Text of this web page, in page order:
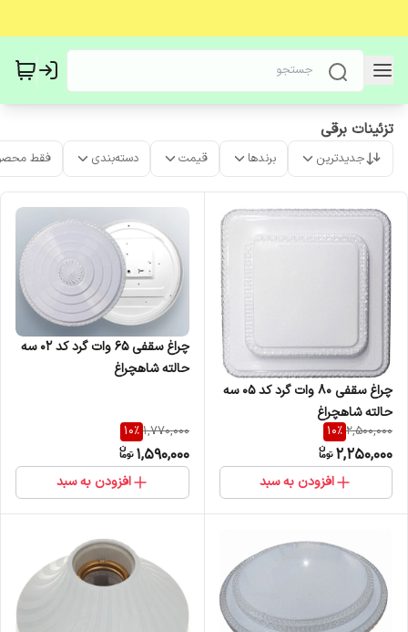
تزئینات برقی
جدیدترین برندها قیمت دسته‌بندی فقط
چراغ سقفی 80 وات گرد کد 05 سه
حالته شاهچراغ
2,500,000
10%
2,250,000
افزودن به سبد
چراغ سقفی 65 وات گرد کد 02 سه
حالته شاهچراغ
1,770,000
10%
1,590,000
افزودن به سبد